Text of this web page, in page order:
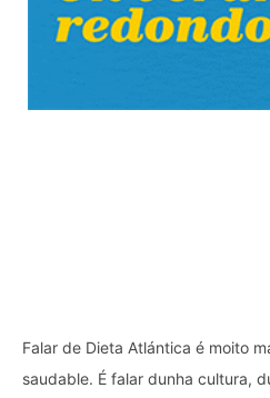
Falar de Dieta Atlántica é moito
saudable. É falar dunha cultura,